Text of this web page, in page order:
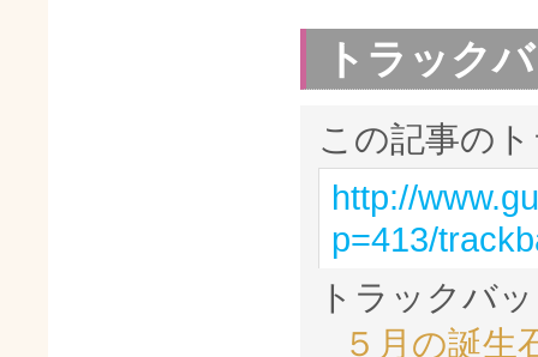
トラック
この記事の
http://
p=413/
トラックバ
５月の誕